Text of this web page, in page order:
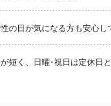
の目が気になる方も安心し
短く、日曜･祝日は定休日